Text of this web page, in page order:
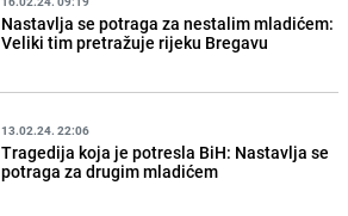
Nastavlja se potraga za nestalim mladićem:
Veliki tim pretražuje rijeku Bregavu
13.02.24. 22:06
Tragedija koja je potresla BiH: Nastavlja se
potraga za drugim mladićem